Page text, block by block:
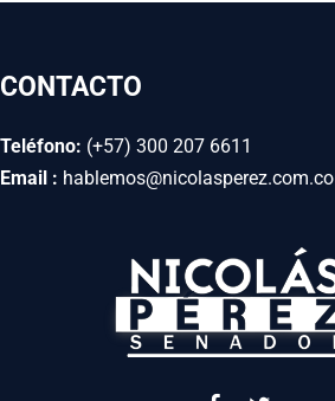
CONTACTO
Teléfono: (+57) 300 207 6611
Email : hablemos@nicolasperez.com.co